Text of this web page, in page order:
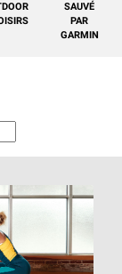
SAUVÉ
PAR
GARMIN